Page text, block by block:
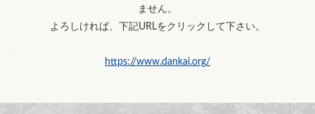
ません。
よろしければ、下記URLをクリックして下さい。
https://www.dankai.org/